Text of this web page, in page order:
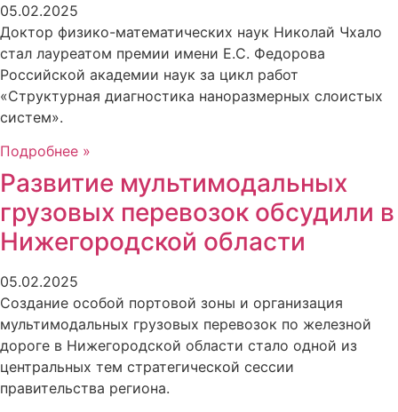
05.02.2025
Доктор физико-математических наук Николай Чхало
стал лауреатом премии имени Е.С. Федорова
Российской академии наук за цикл работ
«Структурная диагностика наноразмерных слоистых
систем».
Подробнее »
Развитие мультимодальных
грузовых перевозок обсудили в
Нижегородской области
05.02.2025
Создание особой портовой зоны и организация
мультимодальных грузовых перевозок по железной
дороге в Нижегородской области стало одной из
центральных тем стратегической сессии
правительства региона.